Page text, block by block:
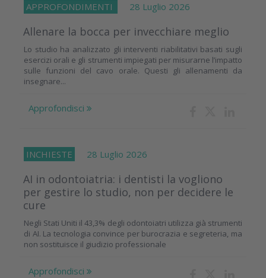
APPROFONDIMENTI 28 Luglio 2026
Allenare la bocca per invecchiare meglio
Lo studio ha analizzato gli interventi riabilitativi basati sugli
esercizi orali e gli strumenti impiegati per misurarne l’impatto
sulle funzioni del cavo orale. Questi gli allenamenti da
insegnare...
Approfondisci
INCHIESTE 28 Luglio 2026
AI in odontoiatria: i dentisti la vogliono
per gestire lo studio, non per decidere le
cure
Negli Stati Uniti il 43,3% degli odontoiatri utilizza già strumenti
di AI. La tecnologia convince per burocrazia e segreteria, ma
non sostituisce il giudizio professionale
Approfondisci